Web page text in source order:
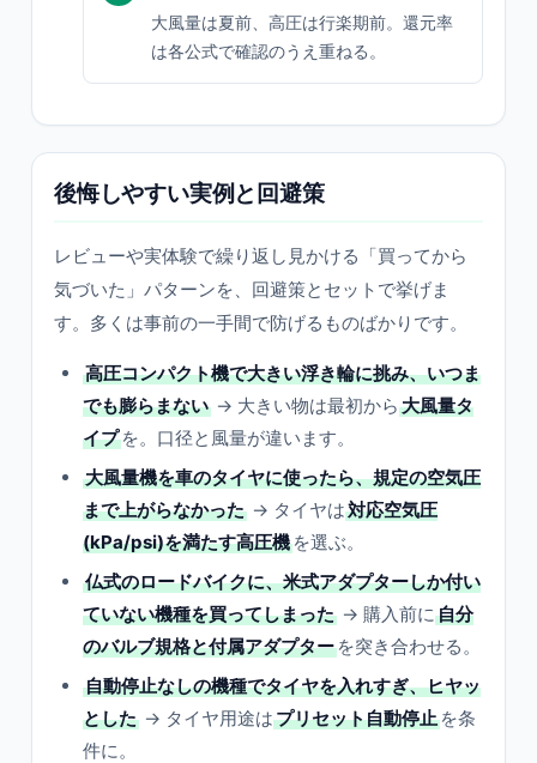
大風量は夏前、高圧は行楽期前。還元率
は各公式で確認のうえ重ねる。
後悔しやすい実例と回避策
レビューや実体験で繰り返し見かける「買ってから
気づいた」パターンを、回避策とセットで挙げま
す。多くは事前の一手間で防げるものばかりです。
高圧コンパクト機で大きい浮き輪に挑み、いつま
でも膨らまない → 大きい物は最初から 大風量タ
イプ を。口径と風量が違います。
大風量機を車のタイヤに使ったら、規定の空気圧
まで上がらなかった → タイヤは対応空気圧
(kPa/psi)を満たす高圧機 を選ぶ。
仏式のロードバイクに、米式アダプターしか付い
ていない機種を買ってしまった → 購入前に自分
のバルブ規格と付属アダプター を突き合わせる。
自動停止なしの機種でタイヤを入れすぎ、ヒヤッ
とした → タイヤ用途はプリセット自動停止 を条
件に。